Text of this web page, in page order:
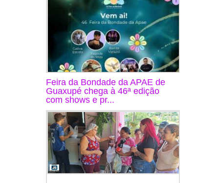
Feira da Bondade da APAE de
Guaxupé chega à 46ª edição
com shows e pr...